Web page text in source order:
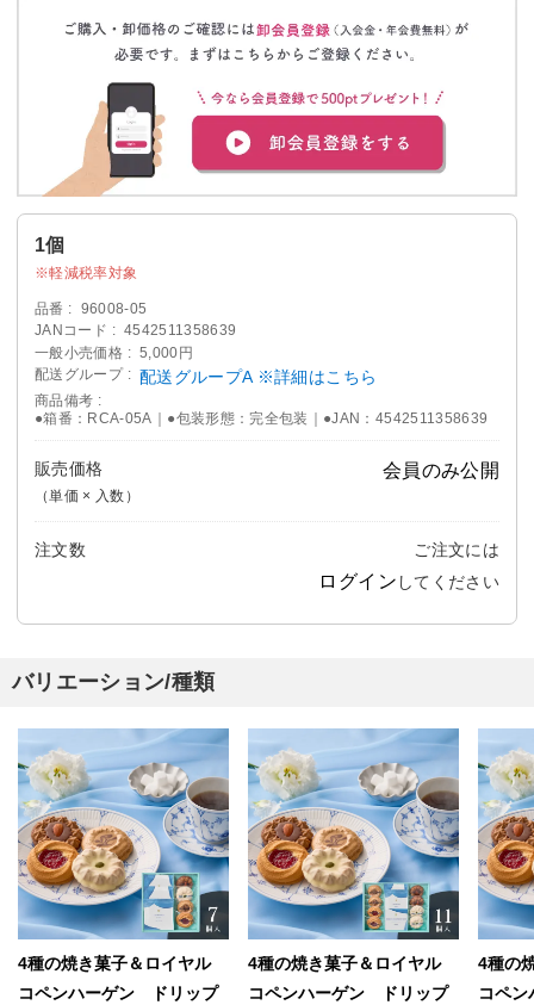
1個
軽減税率対象
品番
96008-05
JANコード
4542511358639
一般小売価格
5,000円
配送グループ
配送グループA ※詳細はこちら
商品備考
●箱番：RCA-05A｜●包装形態：完全包装｜●JAN：4542511358639
販売価格
（単価 × 入数）
会員のみ公開
注文数 ご注文には
ログイン してください
バリエーション/種類
4種の焼き菓子＆ロイヤル
コペンハーゲン ドリップ
4種の焼き菓子＆ロイヤル
コペンハーゲン ドリップ
4種の
コペ